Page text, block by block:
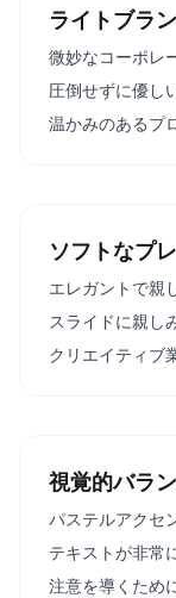
ライトブラ
微妙なコーポレ
圧倒せずに優し
温かみのあるプ
ソフトなプ
エレガントで親
スライドに親し
クリエイティブ
視覚的バラ
パステルアクセ
テキストが非常
注意を導くため